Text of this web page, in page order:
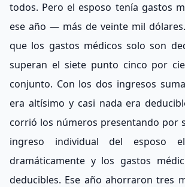
todos. Pero el esposo tenía gastos
ese año — más de veinte mil
que los gastos médicos solo son
superan el siete punto cinco por
conjunto. Con los dos ingresos
era altísimo y casi nada era
corrió los números presentando por
ingreso individual del esposo
dramáticamente y los gastos
deducibles. Ese año ahorraron tres